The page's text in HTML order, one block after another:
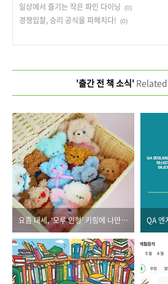
일상에서 즐기는 작은 파인 다이닝 (0)
경쟁입찰, 승리 공식을 파헤치다! (0)
'출간 전 책 소식'
요즘 대세, ‘모루 인형’ 키링에 나만의 특별함을 더하는 방법